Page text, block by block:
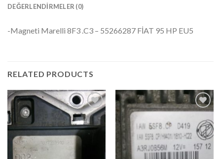
DEĞERLENDIRMELER (0)
-Magneti Marelli 8F3 .C3 – 55266287 FİAT 95 HP EU5
RELATED PRODUCTS
İstek
Listeme
İstek
Listeme
Ekle